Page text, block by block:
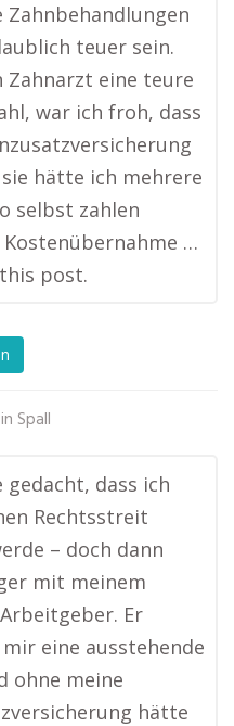
Zahnbehandlungen
teuer sein.
Zahnarzt eine teure
war ich froh, dass
hätte ich mehrere
selbst zahlen
Kostenübernahme …
post.
Spall
gedacht, dass ich
Rechtsstreit
– doch dann
mit meinem
Er
eine ausstehende
ohne meine
hätte